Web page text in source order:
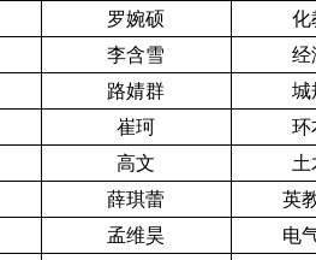
罗婉硕
化
李含雪
经
路婧群
城
崔珂
环
高文
土
薛琪蕾
英
孟维昊
电